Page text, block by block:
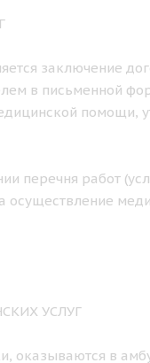
заключение
в письменной
помощи,
перечня работ
УСЛУГ
оказываются в